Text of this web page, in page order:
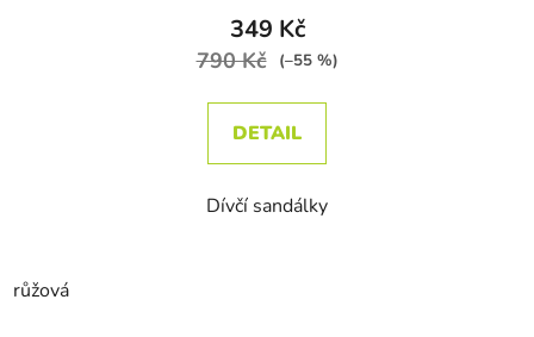
349 Kč
790 Kč (–55 %)
DETAIL
Dívčí sandálky
růžová